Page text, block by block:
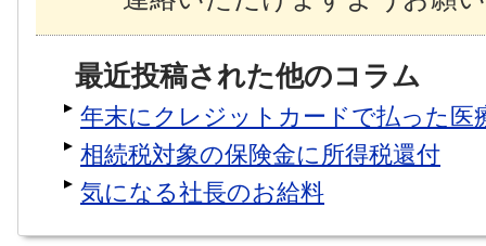
最近投稿された他のコラム
年末にクレジットカードで払った医
相続税対象の保険金に所得税還付
気になる社長のお給料